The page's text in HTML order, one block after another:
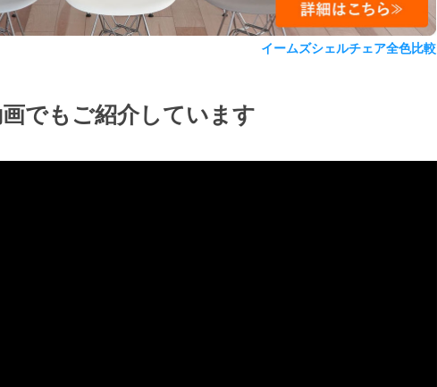
イームズシェルチェア全色比較
でもご紹介しています